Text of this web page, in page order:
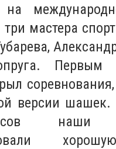
три мастера
Первым
версии шашек.
наши